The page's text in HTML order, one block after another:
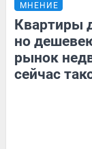
МНЕНИЕ
Квартиры
но
рынок
сейчас